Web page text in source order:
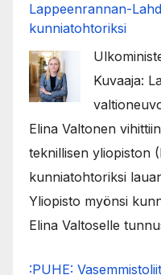
Lappeenrannan-
kunniatohtoriksi
Kuvaaja:
Elina Valtonen
teknillisen yliopiston
kunniatohtoriksi
Yliopisto myönsi
Elina Valtoselle
:PUHE: